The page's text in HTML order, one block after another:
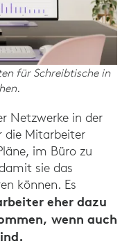
für Schreibtische in
Netzwerke in der
die Mitarbeiter
im Büro zu
sie das
können. Es
eher dazu
wenn auch